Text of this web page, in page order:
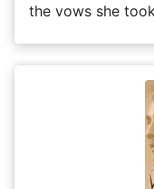
the vows she